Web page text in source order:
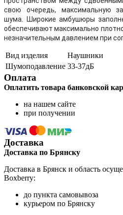
свою очередь, максимальную
шума. Широкие амбушюры
обеспечивают максимально
незначительным давлением при
Вид изделия
Наушники
Шумоподавление 33-37дБ
Оплата
Оплатить товара банковской
на нашем сайте
при получении
Доставка
Доставка по Брянску
Доставка в Брянск и область
Boxberry:
до пункта самовывоза
курьером по Брянску